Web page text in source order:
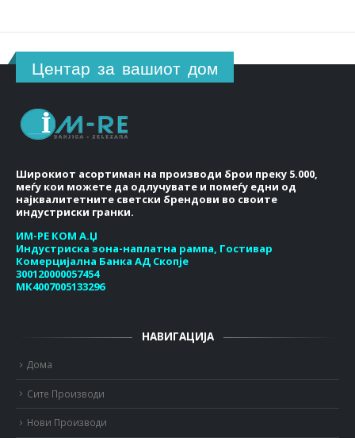
Центар за вашиот дом
Широкиот асортиман на производи брои преку 5.000,
меѓу кои можете да одлучувате и помеѓу едни од
најквалитетните светски брендови во своите
индустриски гранки.
ИМ-РЕ КОМ А.Џ
Индустриска зона-наплатна рампа, Гостивар
Комерцијална Банка АД Скопје
300120000057454
МК4007005133296
НАВИГАЦИЈА
Дома
Сите Производи
Нови Производи